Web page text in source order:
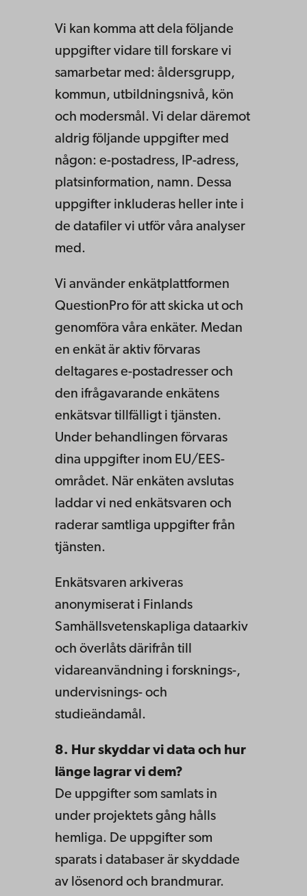
Vi kan komma att dela följande
uppgifter vidare till forskare vi
samarbetar med: åldersgrupp,
kommun, utbildningsnivå, kön
och modersmål. Vi delar däremot
aldrig följande uppgifter med
någon: e-postadress, IP-adress,
platsinformation, namn. Dessa
uppgifter inkluderas heller inte i
de datafiler vi utför våra analyser
med.
Vi använder enkätplattformen
QuestionPro för att skicka ut och
genomföra våra enkäter. Medan
en enkät är aktiv förvaras
deltagares e-postadresser och
den ifrågavarande enkätens
enkätsvar tillfälligt i tjänsten.
Under behandlingen förvaras
dina uppgifter inom EU/EES-
området. När enkäten avslutas
laddar vi ned enkätsvaren och
raderar samtliga uppgifter från
tjänsten.
Enkätsvaren arkiveras
anonymiserat i Finlands
Samhällsvetenskapliga dataarkiv
och överlåts därifrån till
vidareanvändning i forsknings-,
undervisnings- och
studieändamål.
8. Hur skyddar vi data och hur
länge lagrar vi dem?
De uppgifter som samlats in
under projektets gång hålls
hemliga. De uppgifter som
sparats i databaser är skyddade
av lösenord och brandmurar.